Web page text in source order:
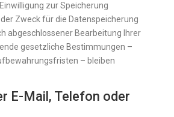
zur Speicherung
Zweck für die Datenspeicherung
abgeschlossener Bearbeitung Ihrer
gesetzliche Bestimmungen –
– bleiben
E-Mail, Telefon oder